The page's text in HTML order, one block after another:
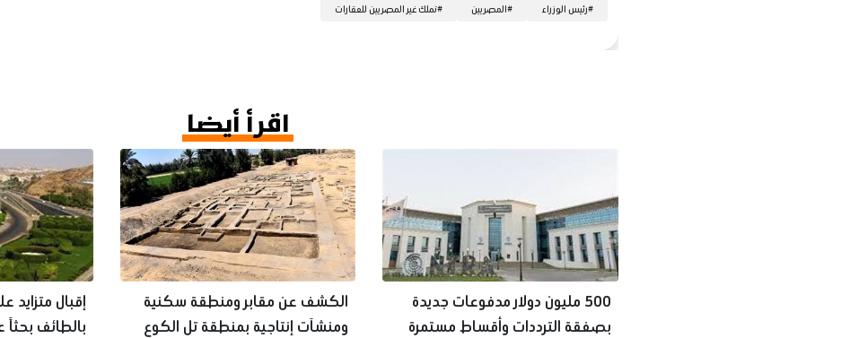
#رئيس الوزراء #المصريين #تملك غير المصريين للعقارات
اقرأ أيضا
500 مليون دولار مدفوعات جديدة
بصفقة الترددات وأقساط مستمرة
الكشف عن مقابر ومنطقة سكنية
ومنشآت إنتاجية بمنطقة تل الكوع
إقبال متزايد
بالطائف بحثاً